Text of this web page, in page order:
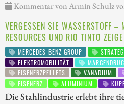
Kommentar von Armin Schulz
VERGESSEN SIE WASSERSTOFF –
RESOURCES UND RIO TINTO
MERCEDES-BENZ GROUP
ELEKTROMOBILITÄT
EISENERZPELLETS
VANADIUM
EISENERZ
ALUMINIUM
Die Stahlindustrie erlebt ihre